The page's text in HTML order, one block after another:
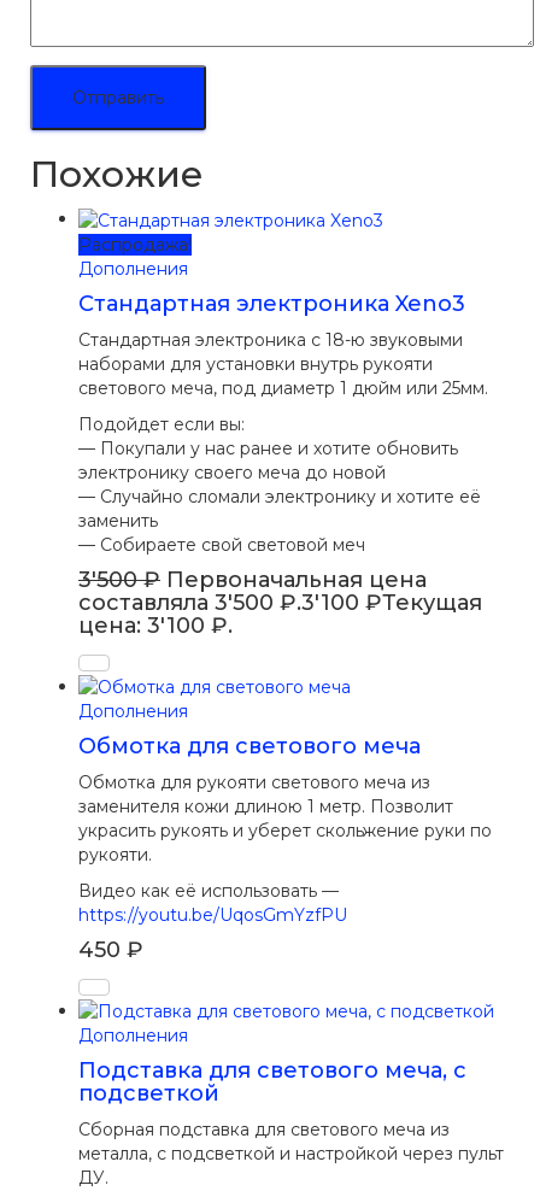
Похожие
Распродажа!
Дополнения
Стандартная электроника Xeno3
Стандартная электроника с 18-ю звуковыми
наборами для установки внутрь рукояти
светового меча, под диаметр 1 дюйм или 25мм.
Подойдет если вы:
— Покупали у нас ранее и хотите обновить
электронику своего меча до новой
— Случайно сломали электронику и хотите её
заменить
— Собираете свой световой меч
3'500₽ Первоначальная цена
составляла 3'500 ₽.3'100 ₽Текущая
цена: 3'100 ₽.
Дополнения
Обмотка для светового меча
Обмотка для рукояти светового меча из
заменителя кожи длиною 1 метр. Позволит
украсить рукоять и уберет скольжение руки по
рукояти.
Видео как её использовать —
https://youtu.be/UqosGmYzfPU
450 ₽
Дополнения
Подставка для светового меча, с
подсветкой
Сборная подставка для светового меча из
металла, с подсветкой и настройкой через пульт
ДУ.